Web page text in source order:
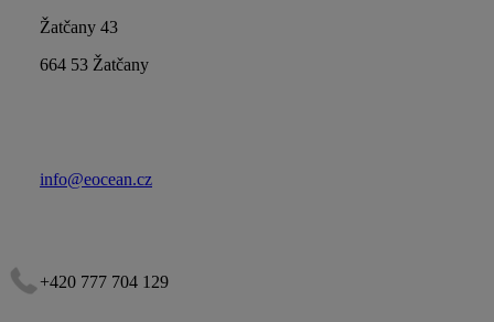
Žatčany 43
664 53 Žatčany
info@eocean.cz
+420 777 704 129